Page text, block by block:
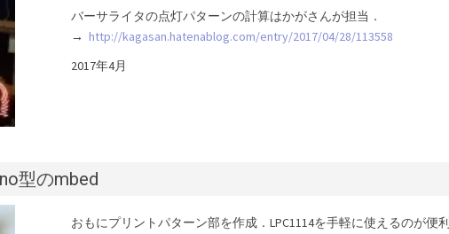
バーサライタの点灯パターンの計算はかがさんが担当．
→ http://kagasan.hatenablog.com/entry/2017/04/28/113558
2017年4月
型のmbed
おもにプリントパターン部を作成．LPC1114を手軽に使えるのが便利